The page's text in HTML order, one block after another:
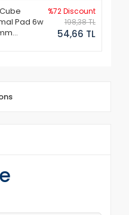
Pad 6w
%72 Discount
198,38 TL
54,66 TL